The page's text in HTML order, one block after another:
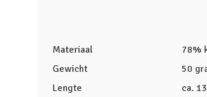
Materiaal
78%
Gewicht
50
Lengte
ca.